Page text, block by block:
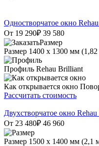
Одностворчатое окно
От 19 290₽ 39 580
Размер 1400 х 1300 мм (1,82
Профиль Rehau Brilliant
Как открывается окно
Рассчитать стоимость
Двухстворчатое окно
От 23 480₽ 46 960
Размер 1500 х 1400 мм (2,1